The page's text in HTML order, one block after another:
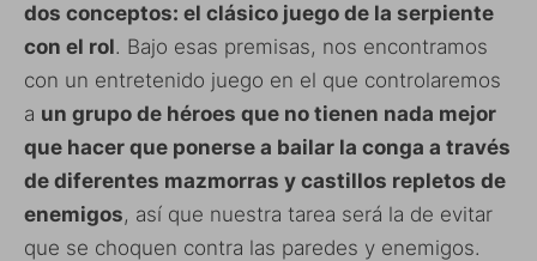
dos conceptos: el clásico juego de la serpiente
con el rol. Bajo esas premisas, nos encontramos
con un entretenido juego en el que controlaremos
a un grupo de héroes que no tienen nada mejor
que hacer que ponerse a bailar la conga a través
de diferentes mazmorras y castillos repletos de
enemigos, así que nuestra tarea será la de evitar
que se choquen contra las paredes y enemigos.